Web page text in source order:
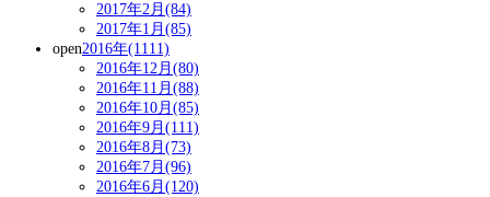
2017年2月(84)
2017年1月(85)
open2016年(1111)
2016年12月(80)
2016年11月(88)
2016年10月(85)
2016年9月(111)
2016年8月(73)
2016年7月(96)
2016年6月(120)